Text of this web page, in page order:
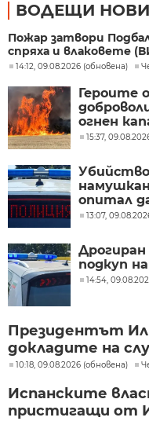
ВОДЕЩИ
Пожар затвори
спряха и влаковете
14:12, 09.08.2026 (обновена)
огнен
15:37,
опитал
13:07,
подкуп
14:54,
Президентът
докладите на
10:18, 09.08.2026 (обновена)
Испанските
пристигащи от